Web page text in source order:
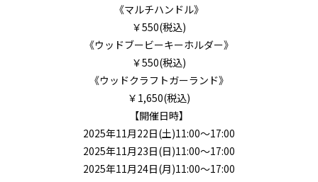
《マルチハンドル》
￥550(税込)
《ウッドブービーキーホルダー》
￥550(税込)
《ウッドクラフトガーランド》
￥1,650(税込)
【開催日時】
2025年11月22日(土)11:00～17:00
2025年11月23日(日)11:00～17:00
2025年11月24日(月)11:00～17:00